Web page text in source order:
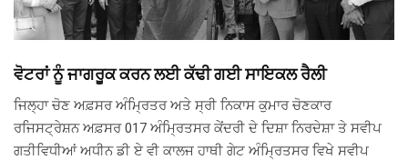
ਵੋਟਰਾਂ ਨੂੰ ਜਾਗਰੂਕ ਕਰਨ ਲਈ ਕੱਢੀ ਗਈ ਸਾਇਕਲ ਰੈਲੀ
ਜਿਲ੍ਹਾ ਚੋਣ ਅਫ਼ਸਰ ਅੰਮ੍ਰਿਤਰ ਅਤੇ ਸ੍ਰੀ ਨਿਕਾਸ ਕੁਮਾਰ ਚੋਣਕਾਰ
ਰਜਿਸਟ੍ਰੇਸ਼ਨ ਅਫ਼ਸਰ 017 ਅੰਮ੍ਰਿਤਸਰ ਕੇਂਦਰੀ ਦੇ ਦਿਸ਼ਾ ਨਿਰਦੇਸ਼ਾ ਤੇ ਸਵੀਪ
ਗਤੀਵਿਧੀਆਂ ਅਧੀਨ ਡੀ ਏ ਵੀ ਕਾਲਜ ਹਾਥੀ ਗੇਟ ਅੰਮ੍ਰਿਤਸਰ ਵਿਖੇ ਸਵੀਪ